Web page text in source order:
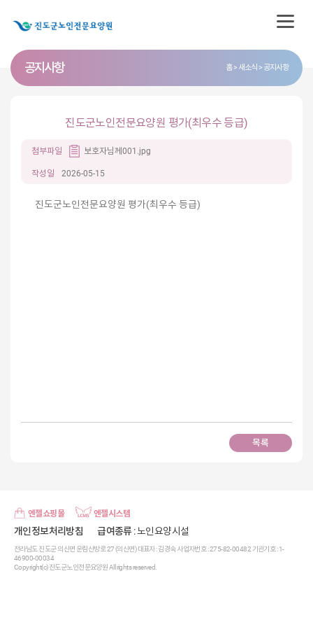
공지사항 홈 새소식 공지사항
진도군노인전문요양원 평가(최우수 등급)
첨부파일 보호자님께001.jpg
작성일 2026-05-15
진도군노인전문요양원 평가(최우수 등급)
목록
엔젤쇼핑몰 엔젤시스템
개인정보처리방침 급여종류: 노인요양시설
전라남도 진도군 의신면 운림산방로 27 (의신면) 대표자 : 김경숙 사업자번호 : 275-82-00482 기관기호 : 1-
46900-00034
Copyright(c) 진도군노인전문요양원 All rights reserved.